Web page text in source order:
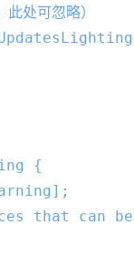
处可忽略）
{
that can